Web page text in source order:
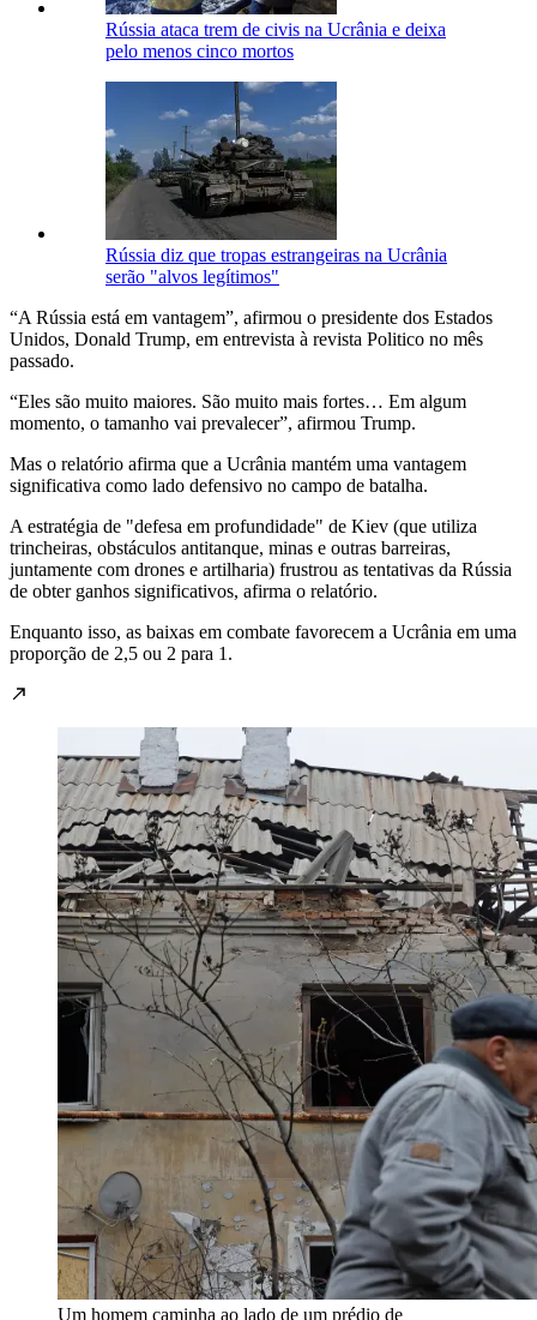
Rússia ataca trem de civis na Ucrânia e deixa
pelo menos cinco mortos
Rússia diz que tropas estrangeiras na Ucrânia
serão "alvos legítimos"
“A Rússia está em vantagem”, afirmou o presidente dos Estados
Unidos, Donald Trump, em entrevista à revista Politico no mês
passado.
“Eles são muito maiores. São muito mais fortes… Em algum
momento, o tamanho vai prevalecer”, afirmou Trump.
Mas o relatório afirma que a Ucrânia mantém uma vantagem
significativa como lado defensivo no campo de batalha.
A estratégia de "defesa em profundidade" de Kiev (que utiliza
trincheiras, obstáculos antitanque, minas e outras barreiras,
juntamente com drones e artilharia) frustrou as tentativas da Rússia
de obter ganhos significativos, afirma o relatório.
Enquanto isso, as baixas em combate favorecem a Ucrânia em uma
proporção de 2,5 ou 2 para 1.
Um homem caminha ao lado de um prédio de